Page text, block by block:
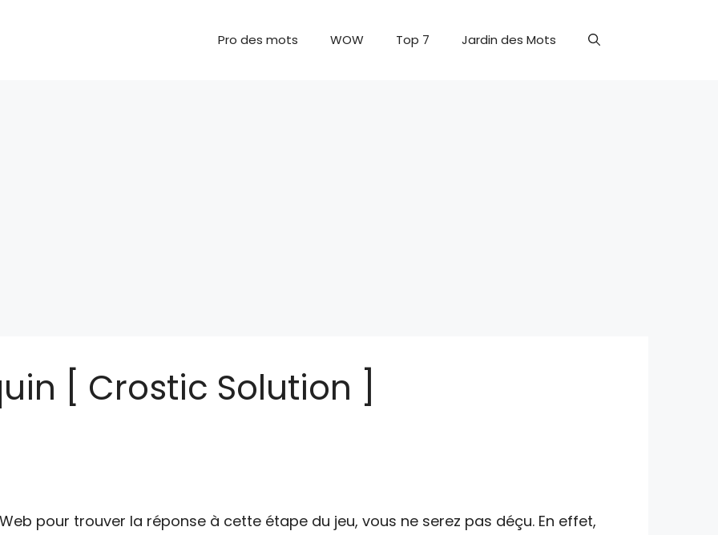
Pro des mots WOW Top 7 Jardin des Mots
[ Crostic Solution ]
pour trouver la réponse à cette étape du jeu, vous ne serez pas déçu. En effet,